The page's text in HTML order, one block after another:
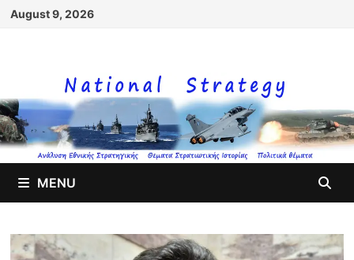
Skip
August 9, 2026
MENU